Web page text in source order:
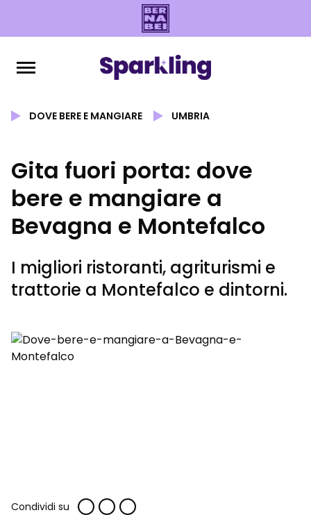
DOVE BERE E MANGIARE UMBRIA
Gita fuori porta: dove
bere e mangiare a
Bevagna e Montefalco
I migliori ristoranti, agriturismi e
trattorie a Montefalco e dintorni.
Condividi su